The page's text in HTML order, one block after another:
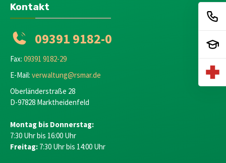
Kontakt
09391 9182-0
Fax: 09391 9182-29
E-Mail: verwaltung@rsmar.de
Oberländerstraße 28
D-97828 Marktheidenfeld
Montag bis Donnerstag:
7:30 Uhr bis 16:00 Uhr
Freitag: 7:30 Uhr bis 14:00 Uhr